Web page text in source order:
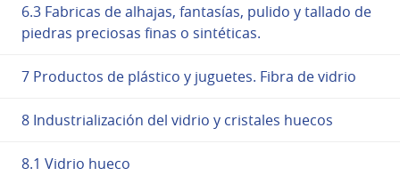
6.3 Fabricas de alhajas, fantasías, pulido y tallado de
piedras preciosas finas o sintéticas.
7 Productos de plástico y juguetes. Fibra de vidrio
8 Industrialización del vidrio y cristales huecos
8.1 Vidrio hueco